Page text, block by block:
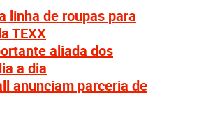
linha de roupas para
TEXX
aliada dos
a dia
anunciam parceria de